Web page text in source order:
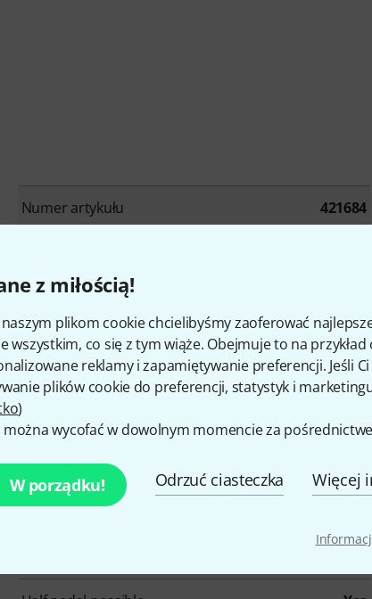
z miłością!
naszym plikom cookie chcielibyśmy zaoferować
wszystkim, co się z tym wiąże. Obejmuje to na
reklamy i zapamiętywanie preferencji. Jeśli
plików cookie do preferencji, statystyk i
)
można wycofać w dowolnym momencie za
W porządku! Odrzuć ciasteczka Więcej
Numer artykułu 421684
Number of keys
Ivory Feel Keyboard No
Keyboard cover Yes
Polyphony 120
Styles 0